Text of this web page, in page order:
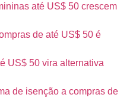
até US$ 50 crescem
de até US$ 50 é
US$ 50 vira alternativa
de isenção a compras de